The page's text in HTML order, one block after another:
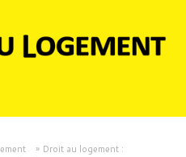
» Droit au logement :